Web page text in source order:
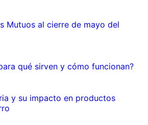
Mutuos al cierre de mayo del
qué sirven y cómo funcionan?
y su impacto en productos